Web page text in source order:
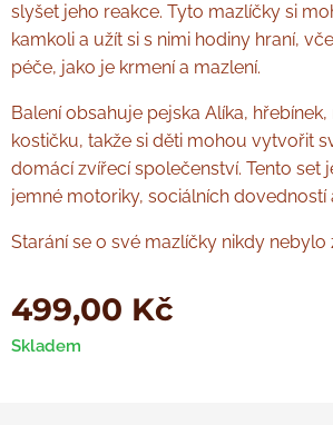
slyšet jeho reakce. Tyto mazlíčky si
kamkoli a užít si s nimi hodiny hraní,
péče, jako je krmení a mazlení.
Balení obsahuje pejska Alíka,
kostičku, takže si děti mohou vytvořit
domácí zvířecí společenství. Tento set
jemné motoriky, sociálních dovedností
Starání se o své mazlíčky nikdy nebylo
499,00 Kč
Skladem